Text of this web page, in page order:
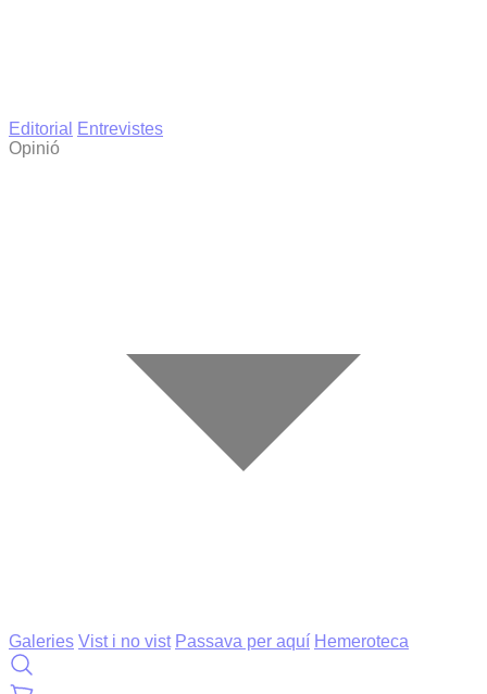
Editorial
Entrevistes
Opinió
Galeries Vist i no vist Passava per aquí Hemeroteca